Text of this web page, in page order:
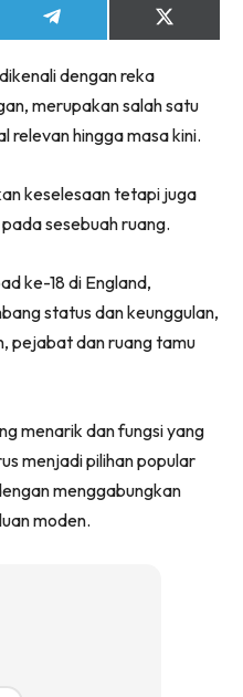
Selebriti
Share
on
Share
on
dengan reka
merupakan salah satu
relevan hingga masa kini.
keselesaan tetapi juga
sesebuah ruang.
ke-18 di England,
status dan keunggulan,
pejabat dan ruang tamu
menarik dan fungsi yang
menjadi pilihan popular
menggabungkan
moden.